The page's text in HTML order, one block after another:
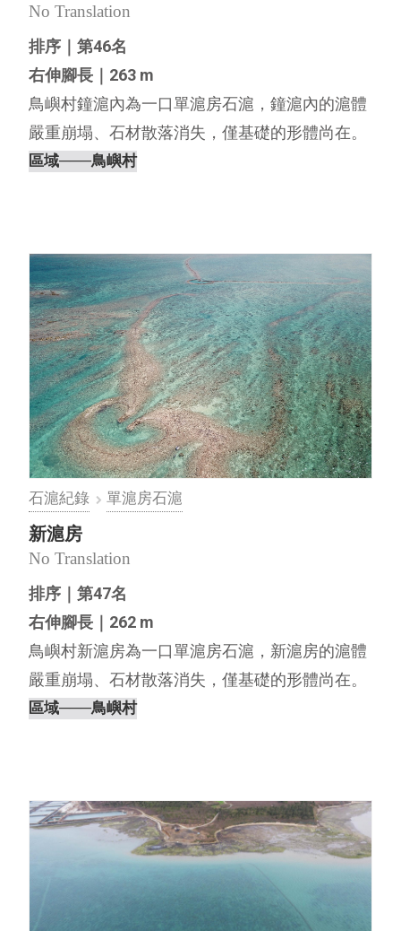
No Translation
排序｜第46名
右伸腳長｜263 m
鳥嶼村鐘滬內為一口單滬房石滬，鐘滬內的滬體
嚴重崩塌、石材散落消失，僅基礎的形體尚在。
內文編撰｜離島出走工作室，2022⋯
區域───鳥嶼村
石滬紀錄 單滬房石滬
新滬房
No Translation
排序｜第47名
右伸腳長｜262 m
鳥嶼村新滬房為一口單滬房石滬，新滬房的滬體
嚴重崩塌、石材散落消失，僅基礎的形體尚在。
新滬房的左伸腳與鳥嶼村內新滬的右伸腳相連，
區域───鳥嶼村